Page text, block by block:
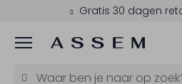
Gratis 30 dagen
Menu